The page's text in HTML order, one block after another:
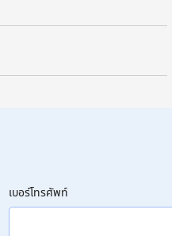
เบอร์โทรศัพท์